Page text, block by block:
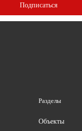
Разделы
Объекты